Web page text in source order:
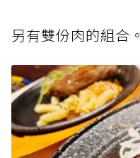
另有雙份肉的組合。